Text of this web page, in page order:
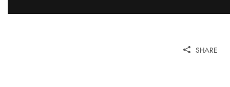
SHARE